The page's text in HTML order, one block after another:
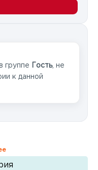
группе Гость, не
к данной